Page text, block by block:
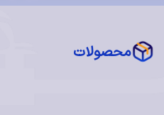
محصولات